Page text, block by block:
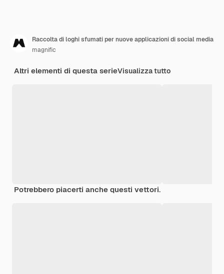
Raccolta di loghi sfumati per nuove applicazioni di social media
magnific
Altri elementi di questa serieVisualizza tutto
Potrebbero piacerti anche questi vettori.